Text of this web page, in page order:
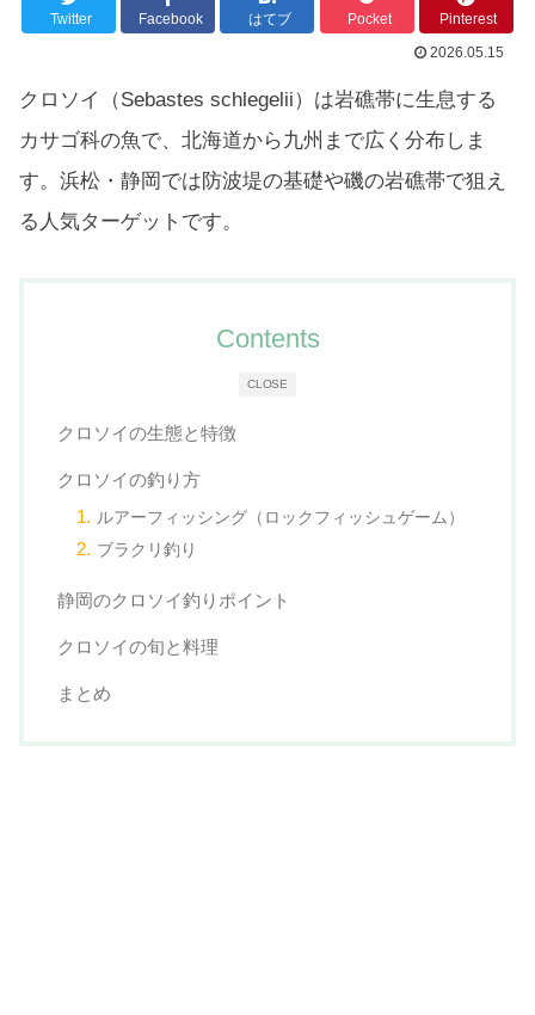
Twitter Facebook はてブ Pocket
Pinterest
2026.05.15
クロソイ（Sebastes schlegelii）は岩礁帯に生息する
カサゴ科の魚で、北海道から九州まで広く分布しま
す。浜松・静岡では防波堤の基礎や磯の岩礁帯で狙え
る人気ターゲットです。
CLOSE
Contents
クロソイの生態と特徴
クロソイの釣り方
ルアーフィッシング（ロックフィッシュゲーム）
ブラクリ釣り
静岡のクロソイ釣りポイント
クロソイの旬と料理
まとめ